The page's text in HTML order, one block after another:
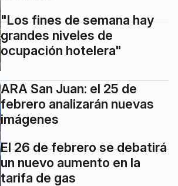
"Los fines de semana hay
grandes niveles de
ocupación hotelera"
ARA San Juan: el 25 de
febrero analizarán nuevas
imágenes
El 26 de febrero se debatirá
un nuevo aumento en la
tarifa de gas